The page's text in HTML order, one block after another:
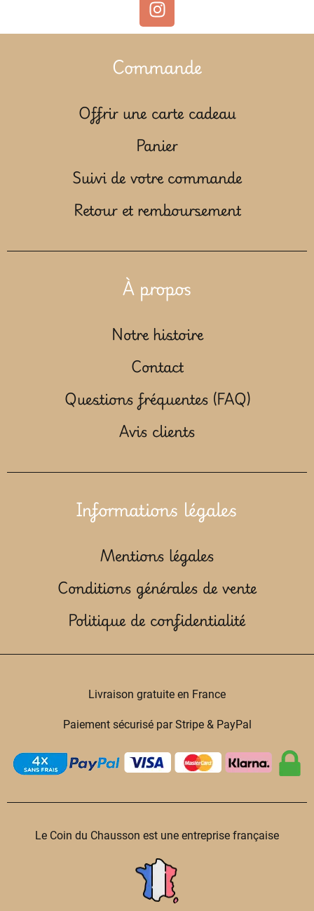
Commande
Offrir une carte cadeau
Panier
Suivi de votre commande
Retour et remboursement
À propos
Notre histoire
Contact
Questions fréquentes (FAQ)
Avis clients
Informations légales
Mentions légales
Conditions générales de vente
Politique de confidentialité
Livraison gratuite en France
Paiement sécurisé par Stripe & PayPal
Le Coin du Chausson est une entreprise française